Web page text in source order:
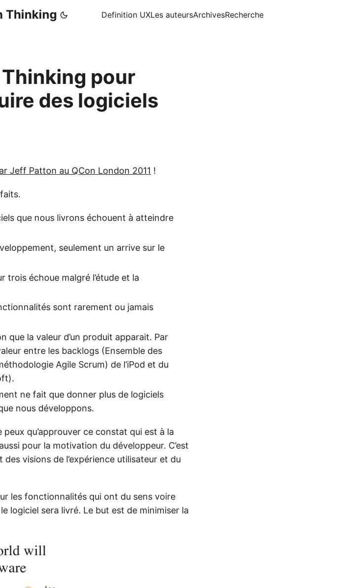
Thinking Definition UXLes auteursArchivesRecherche
pour
des logiciels
Jeff Patton au QCon London 2011 !
que nous livrons échouent à atteindre
seulement un arrive sur le
trois échoue malgré l’étude et la
sont rarement ou jamais
que la valeur d’un produit apparait. Par
entre les backlogs (Ensemble des
Agile Scrum) de l’iPod et du
ne fait que donner plus de logiciels
nous développons.
qu’approuver ce constat qui est à la
pour la motivation du développeur. C’est
des visions de l’expérience utilisateur et du
les fonctionnalités qui ont du sens voire
logiciel sera livré. Le but est de minimiser la